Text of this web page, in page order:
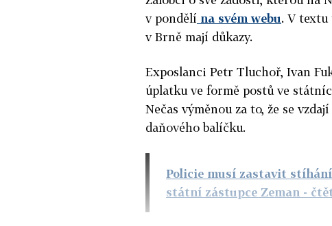
v pondělí na svém webu. V textu
v Brně mají důkazy.
Exposlanci Petr Tluchoř, Ivan
úplatku ve formě postů ve
Nečas výměnou za to, že se
daňového balíčku.
Policie musí zastavit
státní zástupce Zeman -